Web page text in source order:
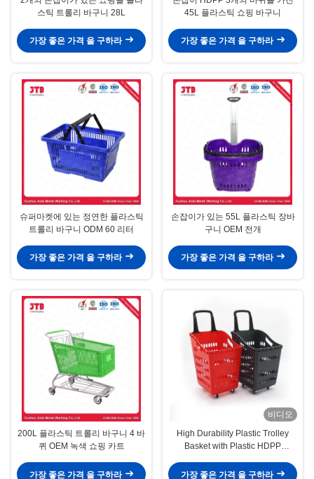
스틱 트롤리 바구니 28L
가장 좋은 가격 을 구하라
45L 플라스틱 쇼핑 바구니
가장 좋은 가격 을 구하라
슈퍼마켓에 있는 정연한 플라스틱
트롤리 바구니 ODM 60 리터
가장 좋은 가격 을 구하라
손잡이가 있는 55L 플라스틱 장바
구니 OEM 전개
가장 좋은 가격 을 구하라
200L 플라스틱 트롤리 바구니 4 바
퀴 OEM 녹색 쇼핑 카트
가장 좋은 가격 을 구하라
비디오
High Durability Plastic Trolley
Basket with Plastic HDPP
Smooth Shopping Experience
가장 좋은 가격 을 구하라